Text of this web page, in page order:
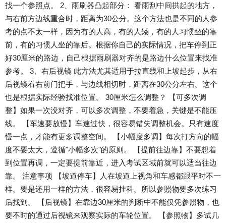
找一个参照点。 2、雨刷器凸起部分： 看雨刮中间拱起的地方，
与右前方边线重合时，距离为30公分。这个方法也是不同的人参
考的点不太一样，因为有的人高，有的人矮，有的人习惯坐的靠
前，有的习惯人坐的靠后。根据你自己的实际情况，把车停到正
好30厘米的路边，自己根据雨刷器对齐的是路边什么位置来找准
参考。 3、右后视镜 此方法尤其适用于拉直线和上坡起步，从右
后视镜看右前门把手，与边线相切时，距离在30公分左右。这个
也是根据实际经验找准位置。 30厘米怎么调整？ 【可多次调
整】如果一次没对齐，可以多次调整，不要着急，关键是不能压
线。 【车速要放慢】车速过快，很容易错失调整机会。只有速度
慢一点，才能有更多调整空间。 【小幅度多调】每次打方向的幅
度不要太大，遵循"小幅多次"的原则。 【提前往边靠】不要想着
到位置再调，一定要提前靠近，进入考试区域前就可以适当往边
靠。 注意事项 【坡道停车】人在坡道上视角和车感都跟平时不一
样。要是还用一样的方法，很容易挂科。所以参照物要多次练习
后找到。 【后视镜】在靠边30厘米的判断中不能仅凭参照物，也
要不时的通过后视镜来观察实际的车轮位置。 【参照物】多试几